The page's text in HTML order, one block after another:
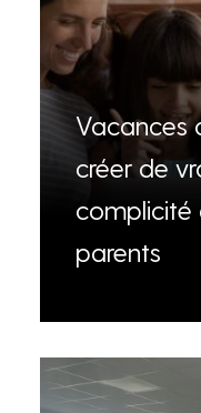
Vacances
créer de
complicité
parents